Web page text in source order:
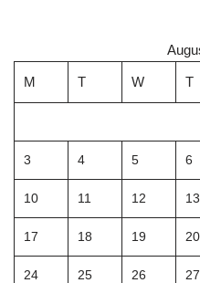
M T W T
3 4 5 6
10 11 12 13
17 18 19 20
24 25 26 27